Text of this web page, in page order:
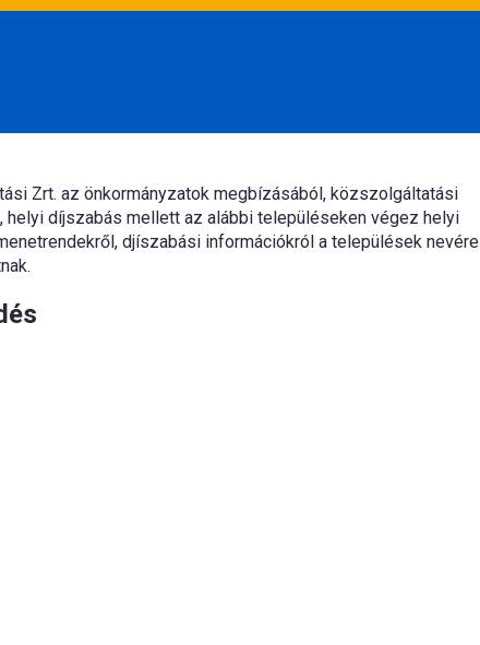
Zrt. az önkormányzatok megbízásából, közszolgáltatási
helyi díjszabás mellett az alábbi településeken végez helyi
djíszabási információkról a települések nevére